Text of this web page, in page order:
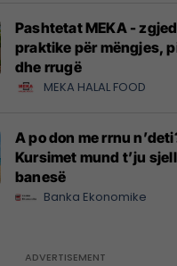
Pashtetat MEKA -
praktike për mëngjes,
dhe rrugë
MEKA HALAL FOOD
A po don me rrnu
Kursimet mund t’ju
banesë
Banka Ekonomike